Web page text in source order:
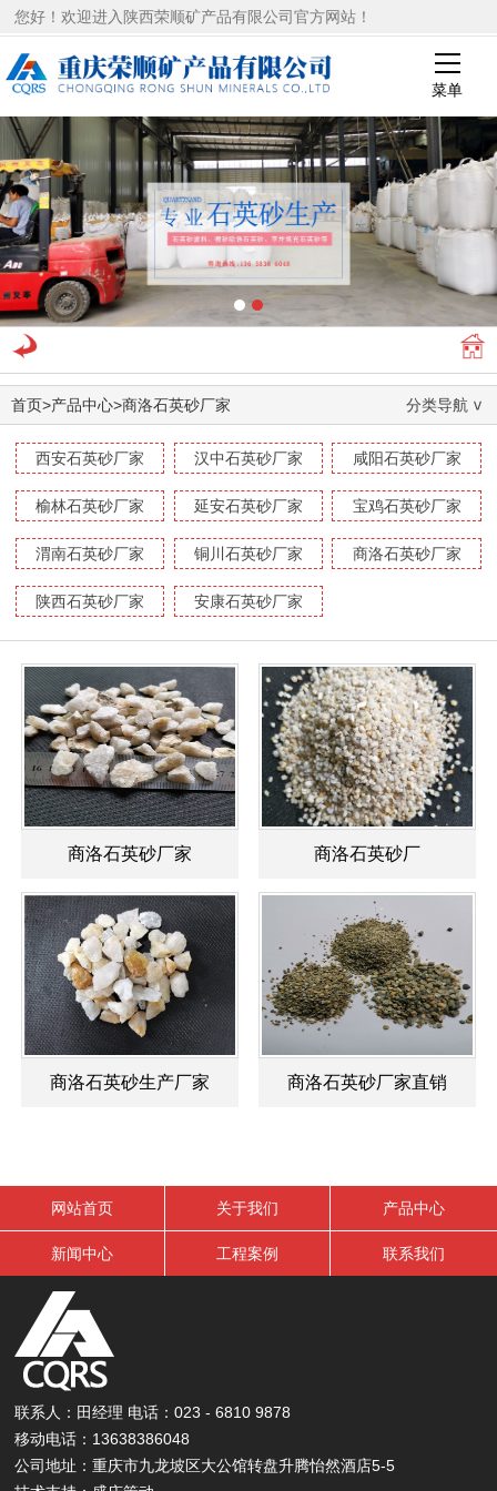
您好！欢迎进入陕西荣顺矿产品有限公司官方网站！
菜单
1 2
首页>产品中心>商洛石英砂厂家 分类导航
西安石英砂厂家 汉中石英砂厂家 咸阳石英砂厂家
榆林石英砂厂家 延安石英砂厂家 宝鸡石英砂厂家
渭南石英砂厂家 铜川石英砂厂家 商洛石英砂厂家
陕西石英砂厂家 安康石英砂厂家
商洛石英砂厂家 商洛石英砂厂
商洛石英砂生产厂家 商洛石英砂厂家直销
网站首页 关于我们 产品中心
新闻中心 工程案例 联系我们
联系人：田经理 电话：023 - 6810 9878
移动电话：13638386048
公司地址：重庆市九龙坡区大公馆转盘升腾怡然酒店5-5